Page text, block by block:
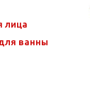
лица
ванны